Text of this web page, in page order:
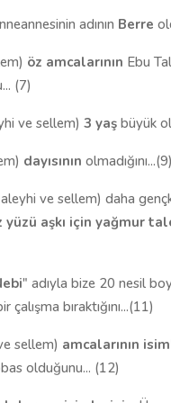
adının Berre
öz amcalarının Ebu
(7)
ve sellem) 3 yaş büyük
dayısının olmadığını...(9)
ve sellem) daha
yüzü aşkı için yağmur
" adıyla bize 20 nesil
bıraktığını...(11)
sellem) amcalarının
olduğunu... (12)